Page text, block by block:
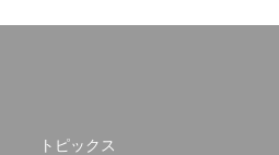
トピックス